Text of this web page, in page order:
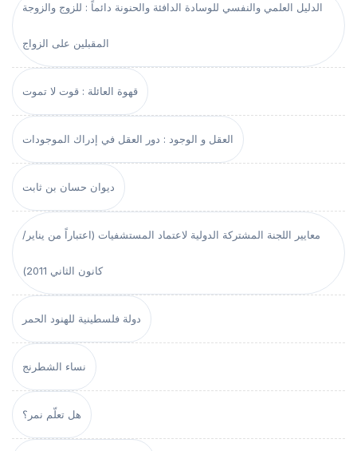
الدليل العلمي والنفسي للوسادة الدافئة والحنونة دائماً : للزوج والزوجة
المقبلين على الزواج
قهوة العائلة : قوت لا تموت
العقل و الوجود : دور العقل في إدراك الموجودات
ديوان حسان بن ثابت
معايير اللجنة المشتركة الدولية لاعتماد المستشفيات (اعتباراً من يناير/
كانون الثاني 2011)
دولة فلسطينية للهنود الحمر
نساء الشطرنج
هل تعلّم نمر؟